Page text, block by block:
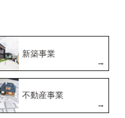
新築事業
不動産事業